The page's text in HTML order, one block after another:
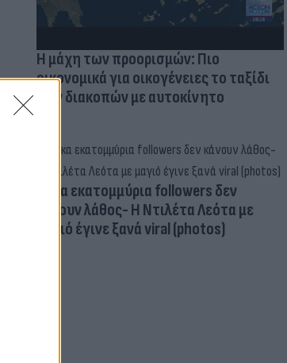
Η μάχη των προορισμών: Πιο
οικονομικά για οικογένειες το ταξίδι
των διακοπών με αυτοκίνητο
Δέκα εκατομμύρια followers δεν
κάνουν λάθος- Η Ντιλέτα Λεότα με
μαγιό έγινε ξανά viral (photos)